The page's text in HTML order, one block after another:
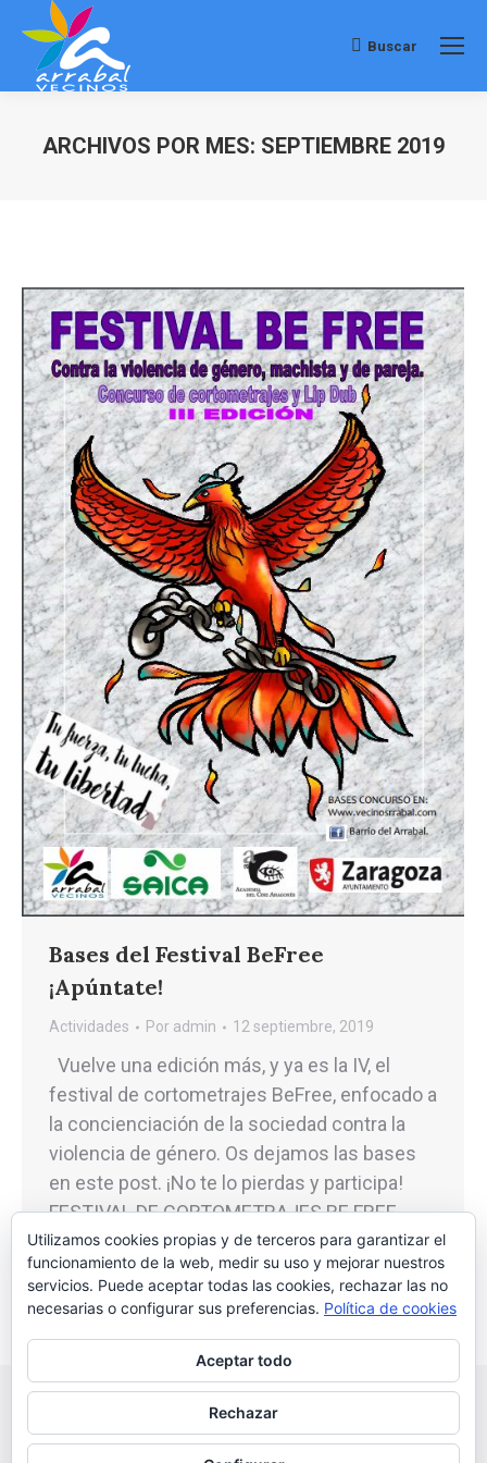
Buscar:
Buscar
ARCHIVOS POR MES: SEPTIEMBRE 2019
Bases del Festival BeFree
¡Apúntate!
Actividades Por admin 12 septiembre, 2019
Vuelve una edición más, y ya es la IV, el
festival de cortometrajes BeFree, enfocado a
la concienciación de la sociedad contra la
violencia de género. Os dejamos las bases
en este post. ¡No te lo pierdas y participa!
FESTIVAL DE CORTOMETRAJES BE FREE
2019
Utilizamos cookies propias y de terceros para garantizar el
funcionamiento de la web, medir su uso y mejorar nuestros
servicios. Puede aceptar todas las cookies, rechazar las no
necesarias o configurar sus preferencias. Política de cookies
Aceptar todo
Rechazar